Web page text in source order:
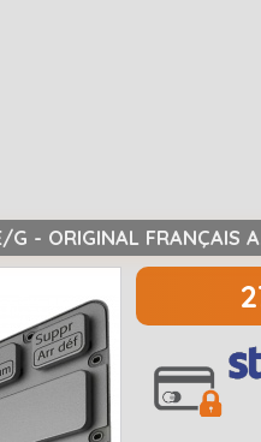
G - ORIGINAL FRANÇAIS